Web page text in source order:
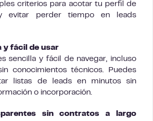
criterios para acotar tu perfil de
evitar perder tiempo en leads
fácil de usar
sencilla y fácil de navegar, incluso
conocimientos técnicos. Puedes
listas de leads en minutos sin
o incorporación.
sin contratos a largo